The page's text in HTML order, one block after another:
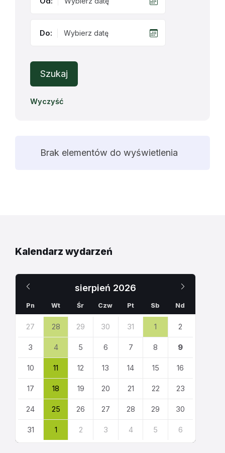
Do:
Szukaj
Wyczyść
Brak elementów do wyświetlenia
Kalendarz wydarzeń
sierpień 2026
miesiąc
Pn Wt Śr Czw Pt Sb Nd
dni
kalendarza
27 28 29 30 31 1 2
3 4 5 6 7 8 9
10 11 12 13 14 15 16
17 18 19 20 21 22 23
24 25 26 27 28 29 30
31 1 2 3 4 5 6